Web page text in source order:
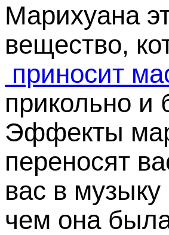
Марихуана
вещество,
приносит
прикольно и
Эффекты
переносят
вас в
чем она